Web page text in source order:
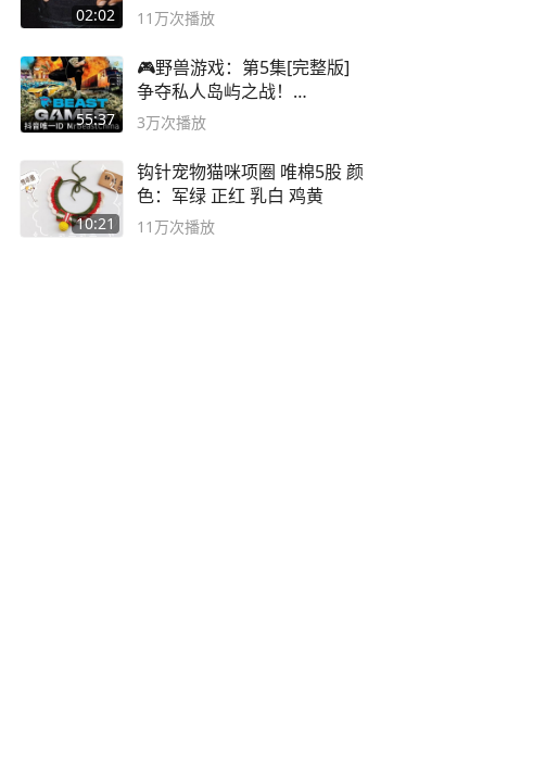
02:02 球流氓
11万次播放
55:37
🎮野兽游戏：第5集[完整版]
争夺私人岛屿之战！
#MrBeastChina
3万次播放
10:21
钩针宠物猫咪项圈 唯棉5股 颜
色：军绿 正红 乳白 鸡黄
11万次播放